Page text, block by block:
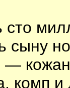
сто
сыну
—
комп